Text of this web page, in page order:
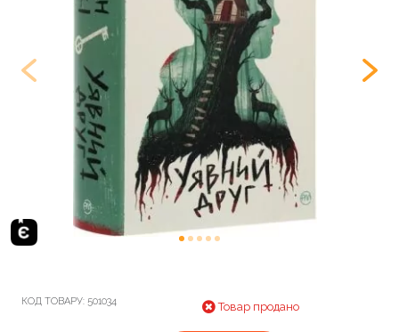
КОД ТОВАРУ: 501034 Товар продано